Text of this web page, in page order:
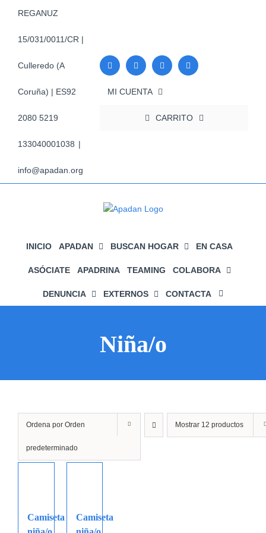
REGANUZ
15/031/0011/CR |
Culleredo (A
Coruña) | ES92
2080 5219
133040001038 |
info@apadan.org
MI CUENTA
CARRITO
INICIO APADAN BUSCAN HOGAR EN CASA
ASÓCIATE APADRINA TEAMING COLABORA
DENUNCIA EXTERNOS CONTACTA
Niña/o
Ordena por Orden
predeterminado
Mostrar 12 productos
Camiseta
Camiseta